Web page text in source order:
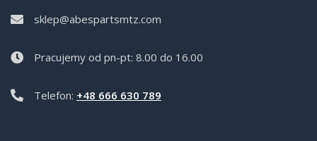
sklep@abespartsmtz.com
Pracujemy od pn-pt: 8.00 do 16.00
Telefon: +48 666 630 789